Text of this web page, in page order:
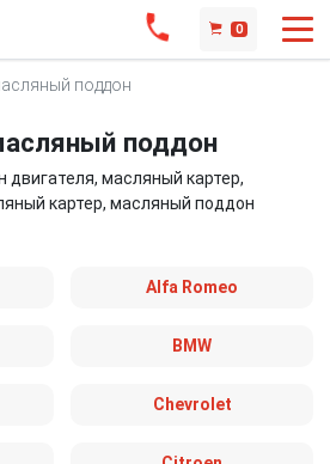
0
поддон
поддон
масляный картер,
картер, масляный поддон
Alfa Romeo
BMW
Chevrolet